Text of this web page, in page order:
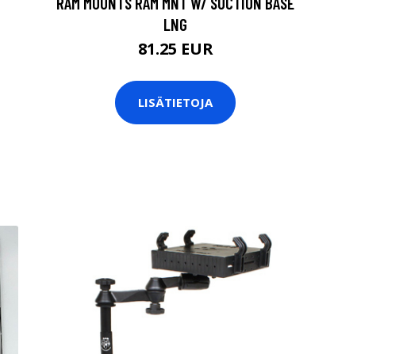
LNG
81.25 EUR
LISÄTIETOJA